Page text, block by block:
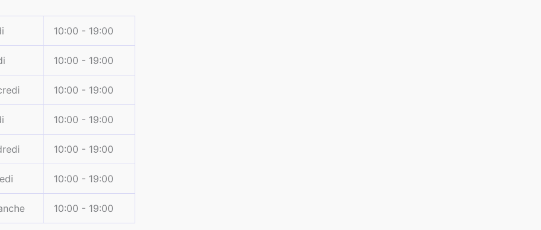
10:00 - 19:00
10:00 - 19:00
10:00 - 19:00
10:00 - 19:00
10:00 - 19:00
10:00 - 19:00
10:00 - 19:00